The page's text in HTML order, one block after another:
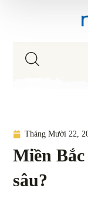
Tháng Mười 22,
Miền
sâu?